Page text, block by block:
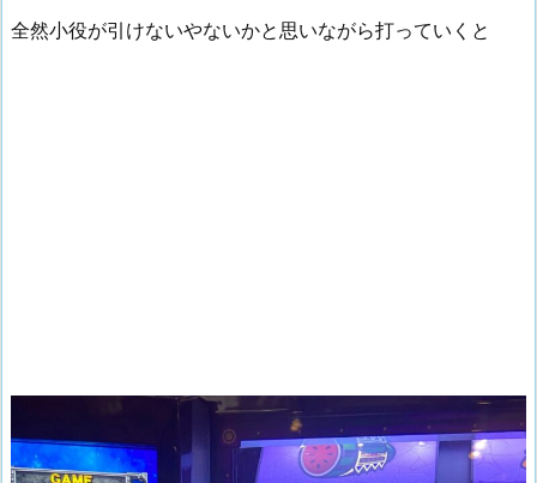
全然小役が引けないやないかと思いながら打っていくと